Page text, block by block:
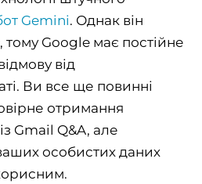
Gemini. Однак він
Google має постійне
від
Ви все ще повинні
отримання
Gmail Q&A, але
особистих даних